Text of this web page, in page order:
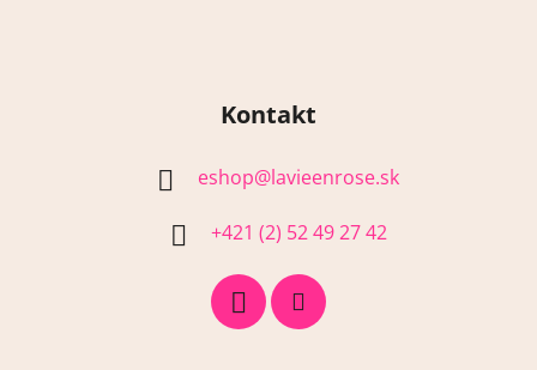
Kontakt
eshop@lavieenrose.sk
+421 (2) 52 49 27 42